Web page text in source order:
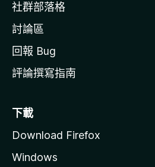
社群部落格
討論區
回報 Bug
評論撰寫指南
下載
Download Firefox
Windows